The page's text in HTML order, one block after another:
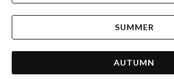
SUMMER
AUTUMN